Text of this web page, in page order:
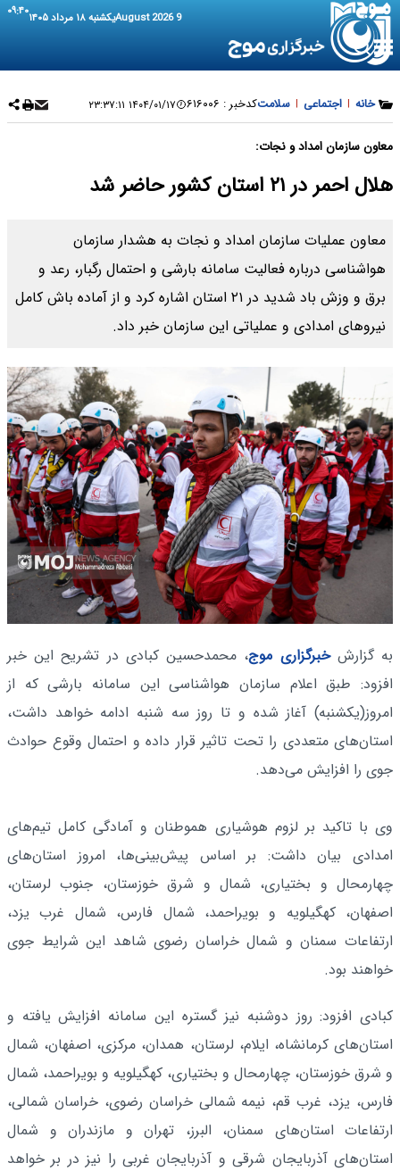
9 August 2026 یکشنبه ۱۸ مرداد ۱۴۰۵ ۰۹:۴۰
خانه | اجتماعی | سلامتکدخبر : ۶۱۶۰۰۶ ۱۴۰۴/۰۱/۱۷ ۲۳:۳۷:۱۱
معاون سازمان امداد و نجات:
هلال احمر در ۲۱ استان کشور حاضر شد
معاون عملیات سازمان امداد و نجات به هشدار سازمان
هواشناسی درباره فعالیت سامانه بارشی و احتمال رگبار، رعد و
برق و وزش باد شدید در ۲۱ استان اشاره کرد و از آماده باش کامل
نیروهای امدادی و عملیاتی این سازمان خبر داد.
به گزارشخبرگزاری موج، محمدحسین کبادی در تشریح این خبر
افزود: طبق اعلام سازمان هواشناسی این سامانه بارشی که از
امروز(یکشنبه) آغاز شده و تا روز سه‌ شنبه ادامه خواهد داشت،
استان‌های متعددی را تحت تاثیر قرار داده و احتمال وقوع حوادث
جوی را افزایش می‌دهد.
وی با تاکید بر لزوم هوشیاری هموطنان و آمادگی کامل تیم‌های
امدادی بیان داشت: بر اساس پیش‌بینی‌ها، امروز استان‌های
چهارمحال و بختیاری، شمال و شرق خوزستان، جنوب لرستان،
اصفهان، کهگیلویه و بویراحمد، شمال فارس، شمال غرب یزد،
ارتفاعات سمنان و شمال خراسان رضوی شاهد این شرایط جوی
خواهند بود.
کبادی افزود: روز دوشنبه نیز گستره این سامانه افزایش یافته و
استان‌های کرمانشاه، ایلام، لرستان، همدان، مرکزی، اصفهان، شمال
و شرق خوزستان، چهارمحال و بختیاری، کهگیلویه و بویراحمد، شمال
فارس، یزد، غرب قم، نیمه شمالی خراسان رضوی، خراسان شمالی،
ارتفاعات استان‌های سمنان، البرز، تهران و مازندران و شمال
استان‌های آذربایجان شرقی و آذربایجان غربی را نیز در بر خواهد